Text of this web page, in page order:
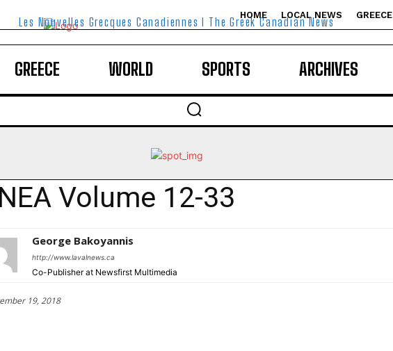
HOME LOCAL NEWS GREECE
Les Nouvelles Grecques Canadiennes I The Greek Canadian News
GREECE WORLD SPORTS ARCHIVES
Volume 12-33
George Bakoyannis
http://www.lavalnews.ca
Co-Publisher at Newsfirst Multimedia
19, 2018